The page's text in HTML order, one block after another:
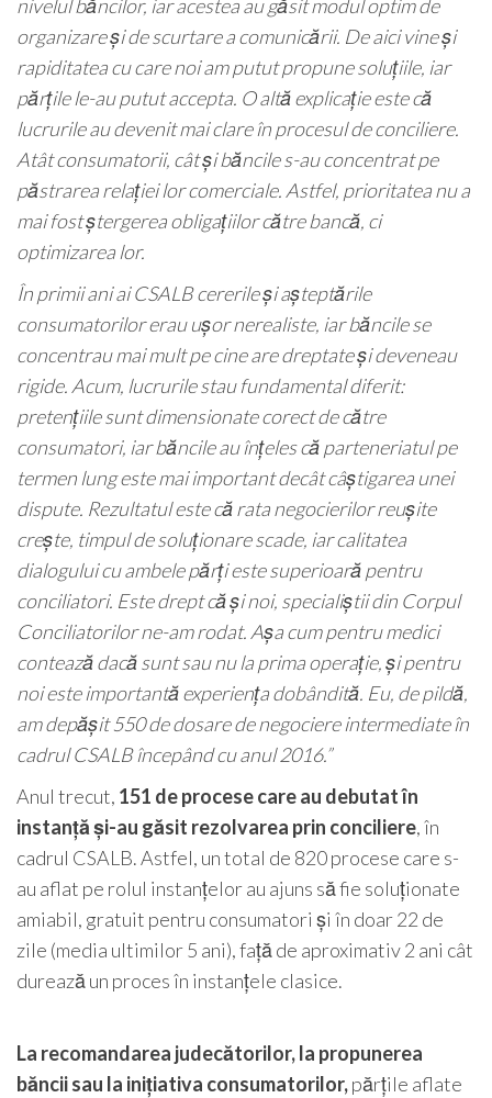
nivelul băncilor, iar acestea au găsit modul optim de
organizare și de scurtare a comunicării. De aici vine și
rapiditatea cu care noi am putut propune soluțiile, iar
părțile le-au putut accepta. O altă explicație este că
lucrurile au devenit mai clare în procesul de conciliere.
Atât consumatorii, cât și băncile s-au concentrat pe
păstrarea relației lor comerciale. Astfel, prioritatea nu a
mai fost ștergerea obligațiilor către bancă, ci
optimizarea lor.
În primii ani ai CSALB cererile și așteptările
consumatorilor erau ușor nerealiste, iar băncile se
concentrau mai mult pe cine are dreptate și deveneau
rigide. Acum, lucrurile stau fundamental diferit:
pretențiile sunt dimensionate corect de către
consumatori, iar băncile au înțeles că parteneriatul pe
termen lung este mai important decât câștigarea unei
dispute. Rezultatul este că rata negocierilor reușite
crește, timpul de soluționare scade, iar calitatea
dialogului cu ambele părți este superioară pentru
conciliatori. Este drept că și noi, specialiștii din Corpul
Conciliatorilor ne-am rodat. Așa cum pentru medici
contează dacă sunt sau nu la prima operație, și pentru
noi este importantă experiența dobândită. Eu, de pildă,
am depășit 550 de dosare de negociere intermediate în
cadrul CSALB începând cu anul 2016.”
Anul trecut, 151 de procese care au debutat în
instanță și-au găsit rezolvarea prin conciliere, în
cadrul CSALB. Astfel, un total de 820 procese care s-
au aflat pe rolul instanțelor au ajuns să fie soluționate
amiabil, gratuit pentru consumatori și în doar 22 de
zile (media ultimilor 5 ani), față de aproximativ 2 ani cât
durează un proces în instanțele clasice.
La recomandarea judecătorilor, la propunerea
băncii sau la inițiativa consumatorilor,părțile aflate